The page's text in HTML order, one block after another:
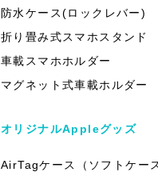
防水ケース(ロックレバー)
折り畳み式スマホスタンド
車載スマホホルダー
マグネット式車載ホルダー
オリジナルAppleグッズ
AirTagケース（ソフトケー